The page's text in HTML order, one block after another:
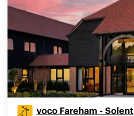
voco Fareham - Solent